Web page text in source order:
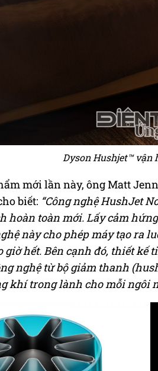
Dyson Hushjet™ vận
mới lần này, ông Matt
biết: “Công nghệ HushJet
hoàn toàn mới.Lấy cảm
này cho phép máy tạo ra
giờ hết. Bên cạnh đó, thiết
nghệ từ bộ giảm thanh
khí trong lành cho mỗi ngôi